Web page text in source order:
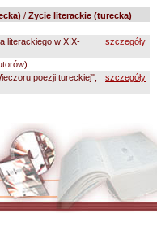
/ Życie literackie (turecka)
literackiego w XIX-
szczegóły
poezji tureckiej";
szczegóły